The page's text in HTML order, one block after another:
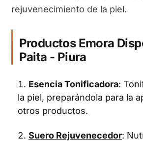
rejuvenecimiento de la piel.
Productos Emora
Paita - Piura
Esencia Tonificadora:
la piel, preparándola para la
otros productos.
Suero Rejuvenecedor: